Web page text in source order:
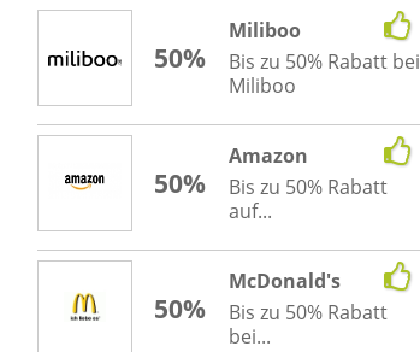
50%
Miliboo
Bis zu 50% Rabatt bei
Miliboo
50%
Amazon
Bis zu 50% Rabatt
auf...
50%
McDonald's
Bis zu 50% Rabatt
bei...